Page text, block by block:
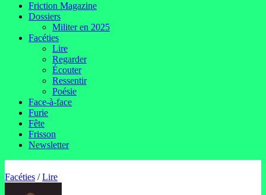
Friction Magazine
Dossiers
Militer en 2025
Facéties
Lire
Regarder
Écouter
Ressentir
Poésie
Face-à-face
Furie
Fête
Frisson
Newsletter
Facéties /Lire